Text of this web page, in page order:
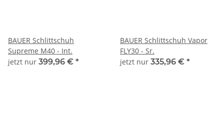
BAUER Schlittschuh
Supreme M40 - Int.
jetzt nur 399,96 € *
BAUER Schlittschuh Vapor
FLY30 - Sr.
jetzt nur 335,96 € *